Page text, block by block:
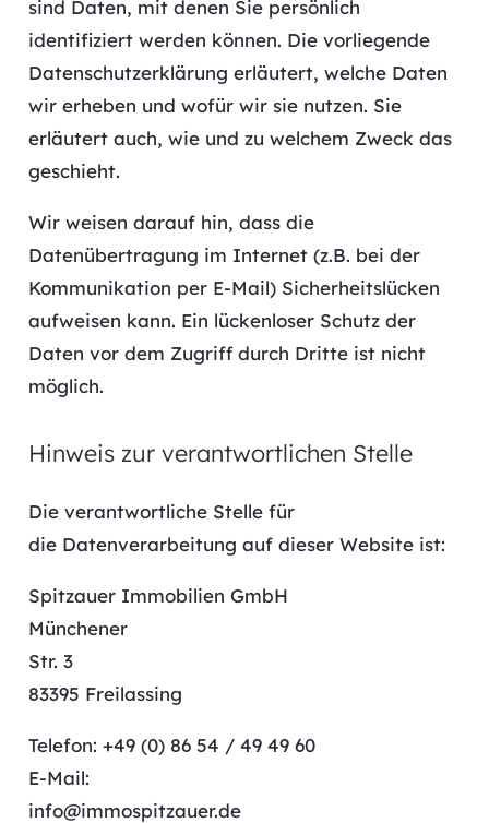
sind Daten, mit denen Sie persönlich
identifiziert werden können. Die vorliegende
Datenschutzerklärung erläutert, welche Daten
wir erheben und wofür wir sie nutzen. Sie
erläutert auch, wie und zu welchem Zweck das
geschieht.
Wir weisen darauf hin, dass die
Datenübertragung im Internet (z.B. bei der
Kommunikation per E-Mail) Sicherheitslücken
aufweisen kann. Ein lückenloser Schutz der
Daten vor dem Zugriff durch Dritte ist nicht
möglich.
Hinweis zur verantwortlichen Stelle
Die verantwortliche Stelle für
die Datenverarbeitung auf dieser Website ist:
Spitzauer Immobilien GmbH
Münchener
Str. 3
83395 Freilassing
Telefon: +49 (0) 86 54 / 49 49 60
E-Mail:
info@immospitzauer.de